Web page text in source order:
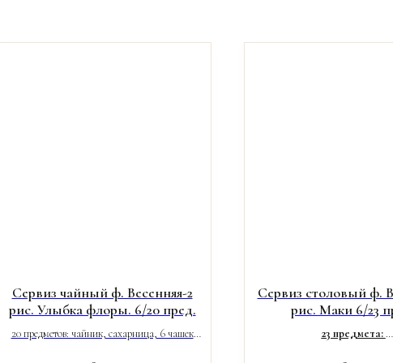
Сервиз чайный ф. Весенняя-2
рис. Улыбка флоры. 6/20 пред.
20 предметов: чайник, сахарница, 6 чашек
Сервиз столовый ф.
рис. Маки 6/23
23 предмета: